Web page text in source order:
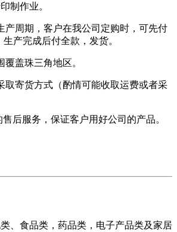
制作业。
产周期，客户在我公司定购时，可先付
产完成后付全款，发货。
盖珠三角地区。
取寄货方式（酌情可能收取运费或者采
后服务，保证客户用好公司的产品。
、食品类，药品类，电子产品类及家居